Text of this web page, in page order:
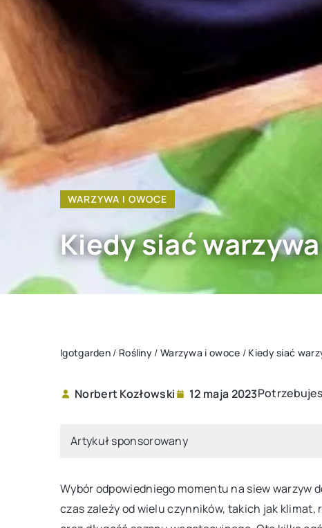
WARZYWA I OWOCE
Kiedy siać
Igotgarden / Rośliny / Warzywa i owoce / Kiedy siać
Norbert Kozłowski 12 maja 2023
Artykuł sponsorowany
Wybór odpowiedniego momentu na siew warzyw
czas zależy od wielu czynników, takich jak